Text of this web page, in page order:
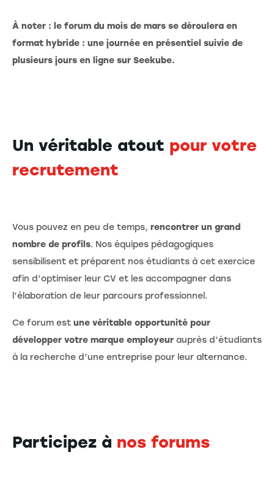
À noter : le forum du mois de mars se déroulera en
format hybride : une journée en présentiel suivie de
plusieurs jours en ligne sur Seekube.
Un véritable atout pour votre
recrutement
Vous pouvez en peu de temps, rencontrer un grand
nombre de profils. Nos équipes pédagogiques
sensibilisent et préparent nos étudiants à cet exercice
afin d’optimiser leur CV et les accompagner dans
l’élaboration de leur parcours professionnel.
Ce forum est une véritable opportunité pour
développer votre marque employeur auprès d’étudiants
à la recherche d’une entreprise pour leur alternance.
Participez à nos forums